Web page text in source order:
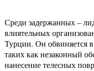
Среди задержанных –
влиятельных
Турции. Он обвиняется
таких как незаконный
нанесение телесных